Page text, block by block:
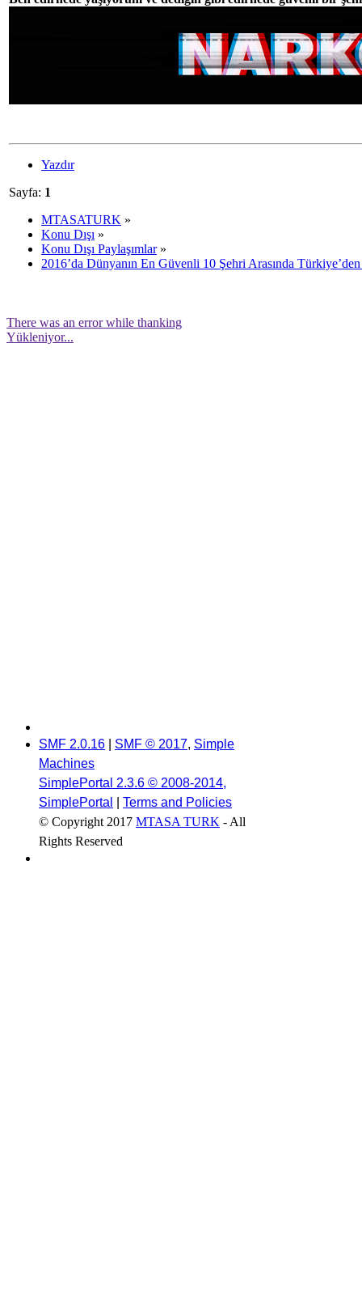
Yazdır
Sayfa: 1
MTASATURK »
Konu Dışı »
Konu Dışı Paylaşımlar»
2016’da Dünyanın En Güvenli 10 Şehri Arasında
There was an error while thanking
Yükleniyor...
SMF 2.0.16 SMF © 2017, Simple
Machines
SimplePortal 2.3.6 © 2008-2014,
SimplePortal
Terms and Policies
© Copyright 2017 MTASA TURK - All
Rights Reserved